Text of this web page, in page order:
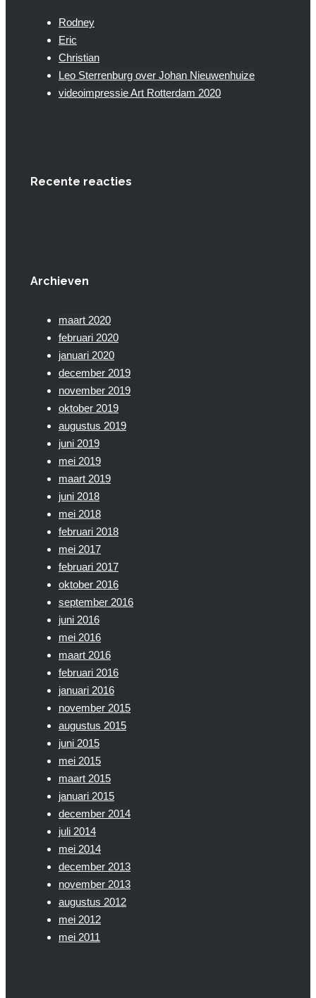
Rodney
Eric
Christian
Leo Sterrenburg over Johan Nieuwenhuize
videoimpressie Art Rotterdam 2020
Recente reacties
Archieven
maart 2020
februari 2020
januari 2020
december 2019
november 2019
oktober 2019
augustus 2019
juni 2019
mei 2019
maart 2019
juni 2018
mei 2018
februari 2018
mei 2017
februari 2017
oktober 2016
september 2016
juni 2016
mei 2016
maart 2016
februari 2016
januari 2016
november 2015
augustus 2015
juni 2015
mei 2015
maart 2015
januari 2015
december 2014
juli 2014
mei 2014
december 2013
november 2013
augustus 2012
mei 2012
mei 2011